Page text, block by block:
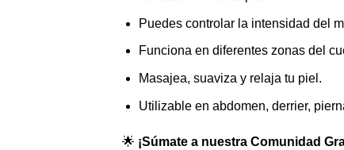
Puedes controlar la intensidad del
Funciona en diferentes zonas del
Masajea, suaviza y relaja tu piel.
Utilizable en abdomen, derrier,
🌟 ¡Súmate a nuestra Comunidad